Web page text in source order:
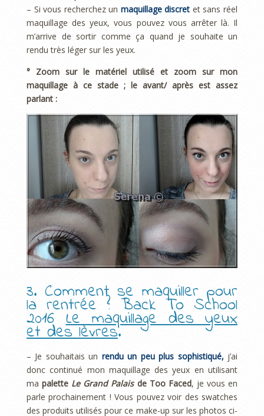
– Si vous recherchez un maquillage discret et sans réel
maquillage des yeux, vous pouvez vous arrêter là. Il
m’arrive de sortir comme ça quand je souhaite un
rendu très léger sur les yeux.
° Zoom sur le matériel utilisé et zoom sur mon
maquillage à ce stade ; le avant/ après est assez
parlant :
3. Comment se maquiller pour
la rentrée ? Back To School
2016Le maquillage des yeux
et des lèvres.
– Je souhaitais un rendu un peu plus sophistiqué, j’ai
donc continué mon maquillage des yeux en utilisant
mapalette Le Grand Palaisde Too Faced, je vous en
parle prochainement ! Vous pouvez voir des swatches
des produits utilisés pour ce make-up sur les photos ci-